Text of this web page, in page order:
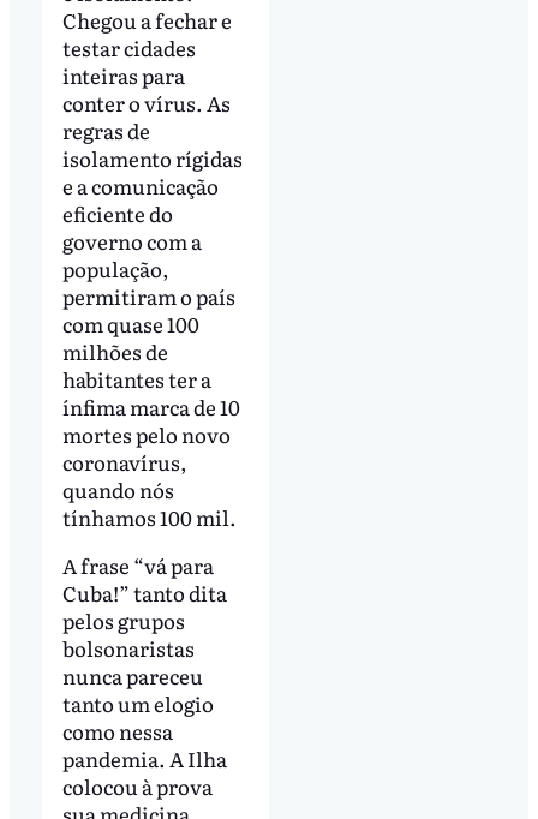
Chegou a fechar e
testar cidades
inteiras para
conter o vírus. As
regras de
isolamento rígidas
e a comunicação
eficiente do
governo com a
população,
permitiram o país
com quase 100
milhões de
habitantes ter a
ínfima marca de 10
mortes pelo novo
coronavírus,
quando nós
tínhamos 100 mil.
A frase “vá para
Cuba!” tanto dita
pelos grupos
bolsonaristas
nunca pareceu
tanto um elogio
como nessa
pandemia. A Ilha
colocou à prova